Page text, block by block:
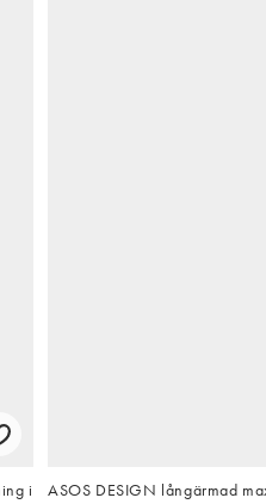
i
ASOS DESIGN långärmad